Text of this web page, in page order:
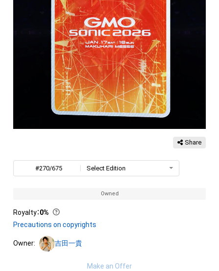
Share
#270/675 Select Edition
Owned
Royalty：0%
Precautions on copyrights
Owner: 吉田一貴
Make an Offer